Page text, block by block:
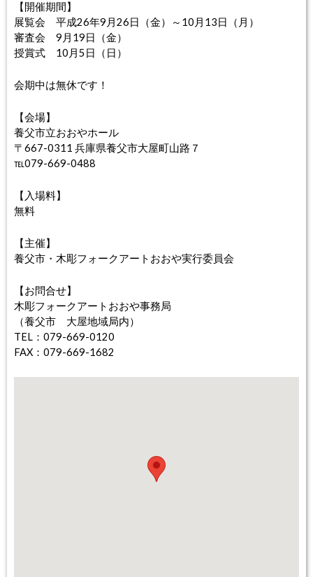
【開催期間】
展覧会 平成26年9月26日（金）～10月13日（月）
審査会 9月19日（金）
授賞式 10月5日（日）
会期中は無休です！
【会場】
養父市立おおやホール
〒667-0311 兵庫県養父市大屋町山路７
℡079-669-0488
【入場料】
無料
【主催】
養父市・木彫フォークアートおおや実行委員会
【お問合せ】
木彫フォークアートおおや事務局
（養父市 大屋地域局内）
TEL：079-669-0120
FAX：079-669-1682